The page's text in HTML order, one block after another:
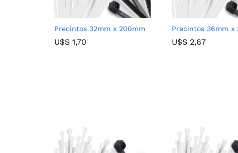
Precintos 32mm x 200mm
U$S 1,70
U$S 1,70
Precintos 36mm x
U$S 2,67
U$S 2,67